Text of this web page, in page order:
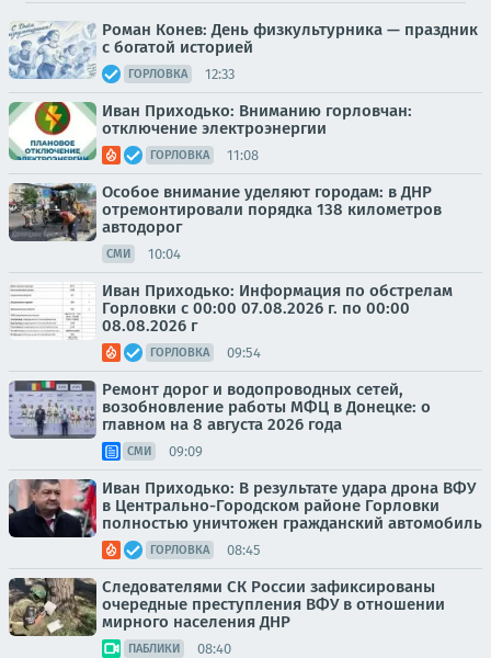
Роман Конев: День физкультурника — праздник
с богатой историей
ГОРЛОВКА 12:33
Иван Приходько: Вниманию горловчан:
отключение электроэнергии
ГОРЛОВКА 11:08
Особое внимание уделяют городам: в ДНР
отремонтировали порядка 138 километров
автодорог
СМИ 10:04
Иван Приходько: Информация по обстрелам
Горловки с 00:00 07.08.2026 г. по 00:00
08.08.2026 г
ГОРЛОВКА 09:54
Ремонт дорог и водопроводных сетей,
возобновление работы МФЦ в Донецке: о
главном на 8 августа 2026 года
СМИ 09:09
Иван Приходько: В результате удара дрона ВФУ
в Центрально-Городском районе Горловки
полностью уничтожен гражданский автомобиль
ГОРЛОВКА 08:45
Следователями СК России зафиксированы
очередные преступления ВФУ в отношении
мирного населения ДНР
ПАБЛИКИ 08:40